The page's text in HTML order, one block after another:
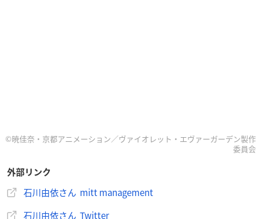
©暁佳奈・京都アニメーション／ヴァイオレット・エヴァーガーデン製作
委員会
外部リンク
石川由依さん mitt management
石川由依さん Twitter